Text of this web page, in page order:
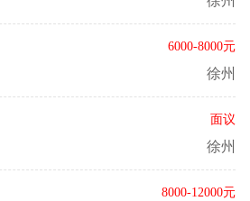
6000-8000元
徐州
面议
徐州
8000-12000元